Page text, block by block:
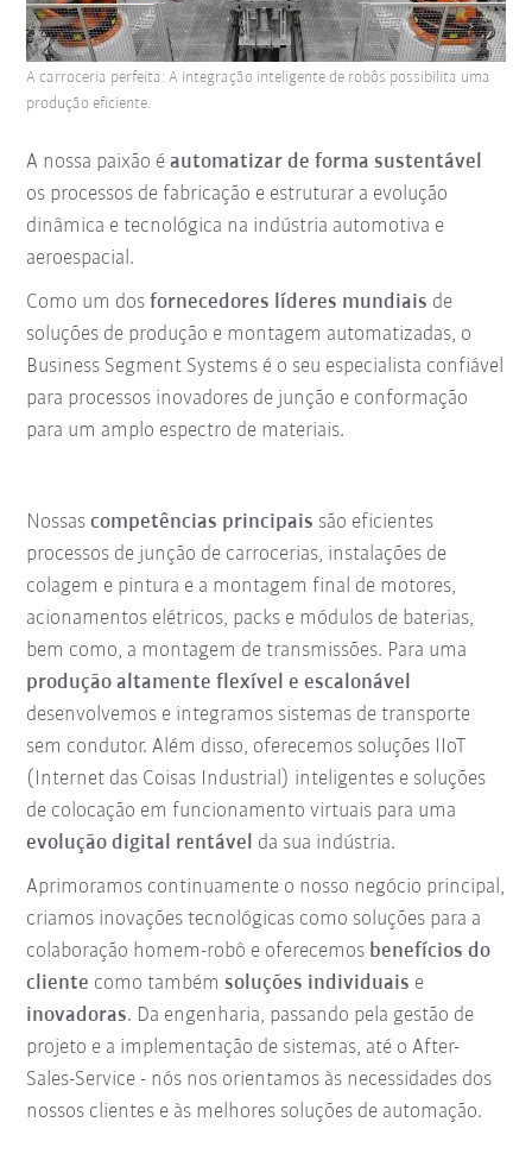
A nossa paixão éautomatizar de forma sustentável
os processos de fabricação e estruturar a evolução
dinâmica e tecnológica na indústria automotiva e
aeroespacial.
Como um dosfornecedores líderes mundiais de
soluções de produção e montagem automatizadas, o
Business Segment Systems é o seu especialista confiável
para processos inovadores de junção e conformação
para um amplo espectro de materiais.
A carroceria perfeita: A integração inteligente de robôs possibilita uma
produção eficiente.
Nossascompetências principais são eficientes
processos de junção de carrocerias, instalações de
colagem e pintura e a montagem final de motores,
acionamentos elétricos, packs e módulos de baterias,
bem como, a montagem de transmissões. Para uma
produção altamente flexível e escalonável
desenvolvemos e integramos sistemas de transporte
sem condutor. Além disso, oferecemos soluções IIoT
(Internet das Coisas Industrial) inteligentes e soluções
de colocação em funcionamento virtuais para uma
evolução digital rentável da sua indústria.
Aprimoramos continuamente o nosso negócio principal,
criamos inovações tecnológicas como soluções para a
colaboração homem-robô e oferecemos benefícios do
cliente como tambémsoluções individuais e
inovadoras. Da engenharia, passando pela gestão de
projeto e a implementação de sistemas, até o After-
Sales-Service - nós nos orientamos às necessidades dos
nossos clientes e às melhores soluções de automação.